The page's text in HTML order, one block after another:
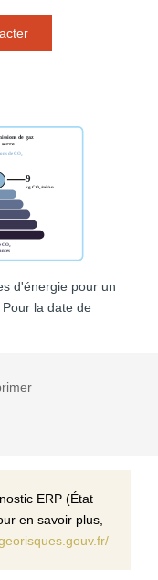
d'énergie pour un
la date de
ERP (État
en savoir plus,